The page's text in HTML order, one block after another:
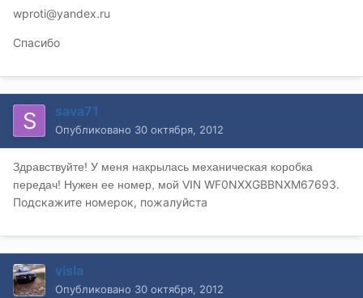
wproti@yandex.ru
Спасибо
sava71
Опубликовано 30 октября, 2012
Здравствуйте! У меня накрылась механическая коробка
передач! Нужен ее номер, мой VIN WF0NXXGBBNXM67693.
Подскажите номерок, пожалуйста
visla
Опубликовано 30 октября, 2012